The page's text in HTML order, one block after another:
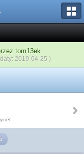
tom13ek
2019-04-25 )